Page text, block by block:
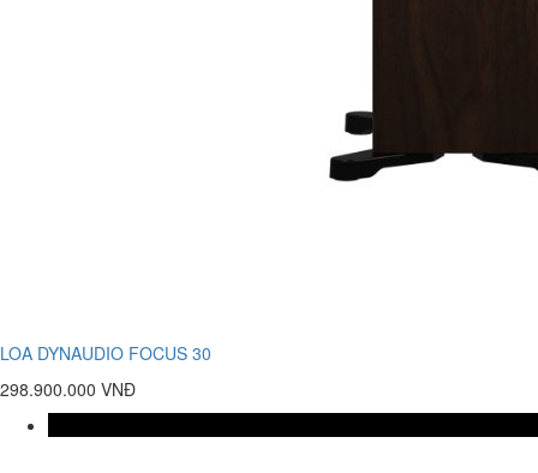
LOA DYNAUDIO FOCUS 30
298.900.000 VNĐ